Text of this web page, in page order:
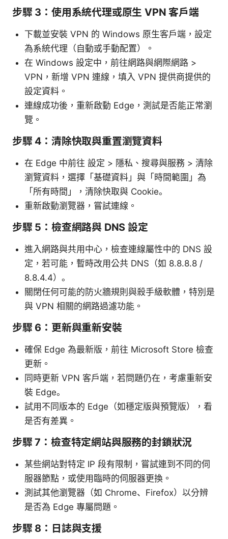
步驟 3：使用系統代理或原生 VPN 客戶端
下載並安裝 VPN 的 Windows 原生客戶端，設定
為系統代理（自動或手動配置）。
在 Windows 設定中，前往網路與網際網路 >
VPN，新增 VPN 連線，填入 VPN 提供商提供的
設定資料。
連線成功後，重新啟動 Edge，測試是否能正常瀏
覽。
步驟 4：清除快取與重置瀏覽資料
在 Edge 中前往 設定 > 隱私、搜尋與服務 > 清除
瀏覽資料，選擇「基礎資料」與「時間範圍」為
「所有時間」，清除快取與 Cookie。
重新啟動瀏覽器，嘗試連線。
步驟 5：檢查網路與 DNS 設定
進入網路與共用中心，檢查連線屬性中的 DNS 設
定，若可能，暫時改用公共 DNS（如 8.8.8.8 /
8.8.4.4）。
關閉任何可能的防火牆規則與殺手級軟體，特別是
與 VPN 相關的網路過濾功能。
步驟 6：更新與重新安裝
確保 Edge 為最新版，前往 Microsoft Store 檢查
更新。
同時更新 VPN 客戶端，若問題仍在，考慮重新安
裝 Edge。
試用不同版本的 Edge（如穩定版與預覽版），看
是否有差異。
步驟 7：檢查特定網站與服務的封鎖狀況
某些網站對特定 IP 段有限制，嘗試連到不同的伺
服器節點，或使用臨時的伺服器更換。
測試其他瀏覽器（如 Chrome、Firefox）以分辨
是否為 Edge 專屬問題。
步驟 8：日誌與支援